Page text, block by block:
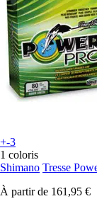
+-3
1 coloris
Shimano Tresse
À partir de 161,95 €